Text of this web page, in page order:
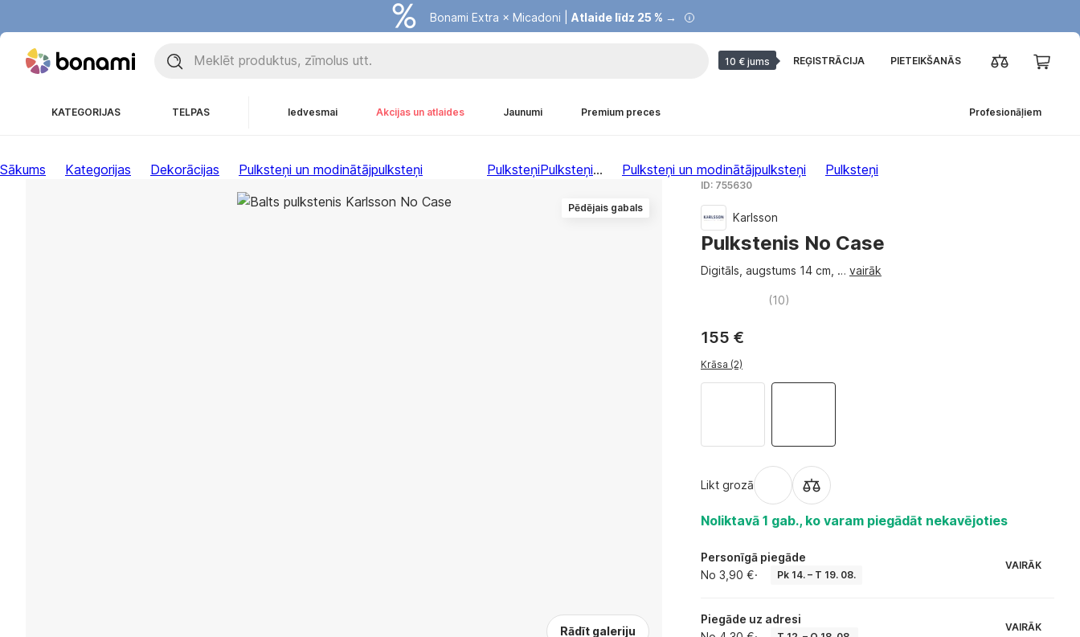
Bonami Extra × Micadoni | Atlaide līdz 25 % →
10 € jums REĢISTRĀCIJA PIETEIKŠANĀS
KATEGORIJAS TELPAS Iedvesmai Akcijas un atlaides Jaunumi Premium preces Profesionāļiem
Sākums Kategorijas Dekorācijas Pulksteņi un modinātājpulksteņi PulksteņiPulksteņi... Pulksteņi un modinātājpulksteņi Pulksteņi
Rādīt galeriju
Pēdējais gabals
ID: 755630
Karlsson
Pulkstenis No Case
Digitāls, augstums 14 cm , … vairāk
(10)
155 €
Krāsa (2)
Likt grozā
Noliktavā 1 gab., ko varam piegādāt nekavējoties
Personīgā piegāde
No 3,90 €· Pk 14. – T 19. 08.
VAIRĀK
Piegāde uz adresi
VAIRĀK